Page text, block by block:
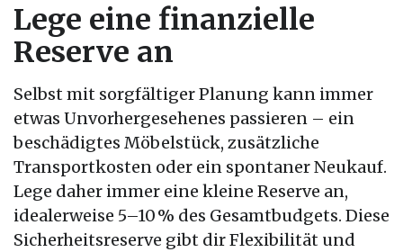
Lege eine finanzielle
Reserve an
Selbst mit sorgfältiger Planung kann immer
etwas Unvorhergesehenes passieren – ein
beschädigtes Möbelstück, zusätzliche
Transportkosten oder ein spontaner Neukauf.
Lege daher immer eine kleine Reserve an,
idealerweise 5–10 % des Gesamtbudgets. Diese
Sicherheitsreserve gibt dir Flexibilität und